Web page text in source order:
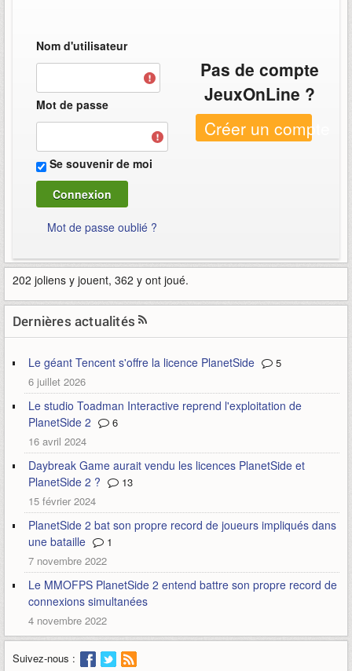
Nom d'utilisateur
Mot de passe
Se souvenir de moi
Mot de passe oublié ?
Pas de compte
JeuxOnLine ?
Créer un compte
202 joliens y jouent, 362 y ont joué.
Dernières actualités
Le géant Tencent s'offre la licence PlanetSide
5
6 juillet 2026
Le studio Toadman Interactive reprend l'exploitation de
PlanetSide 2
6
16 avril 2024
Daybreak Game aurait vendu les licences PlanetSide et
PlanetSide 2 ?
13
15 février 2024
PlanetSide 2 bat son propre record de joueurs impliqués dans
une bataille
1
7 novembre 2022
Le MMOFPS PlanetSide 2 entend battre son propre record de
connexions simultanées
4 novembre 2022
Suivez-nous :